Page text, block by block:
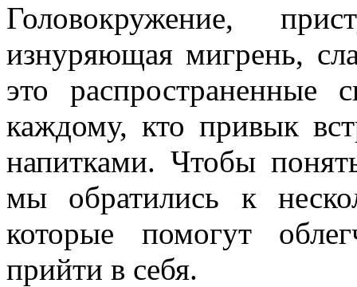
Головокружение,
изнуряющая мигрень,
это распространенные
каждому, кто привык
напитками. Чтобы
мы обратились к
которые помогут
прийти в себя.